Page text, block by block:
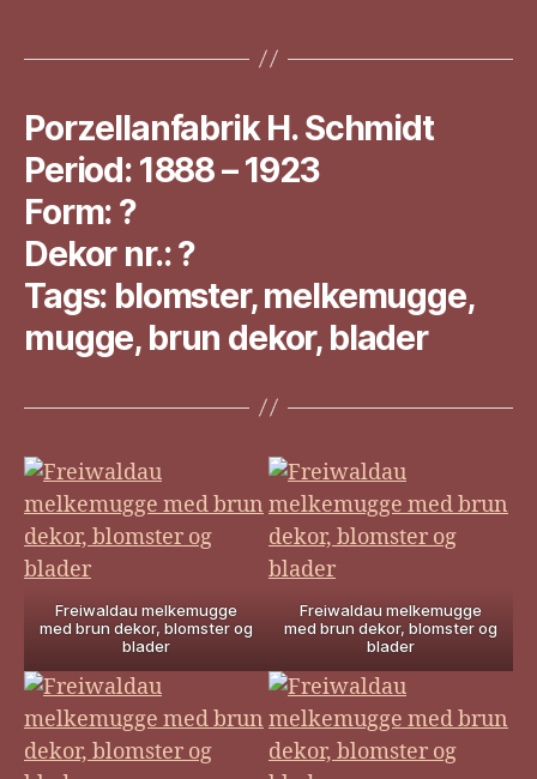
Porzellanfabrik H. Schmidt
Period: 1888 – 1923
Form: ?
Dekor nr.: ?
Tags: blomster, melkemugge,
mugge, brun dekor, blader
Freiwaldau melkemugge
med brun dekor, blomster og
blader
Freiwaldau melkemugge
med brun dekor, blomster og
blader